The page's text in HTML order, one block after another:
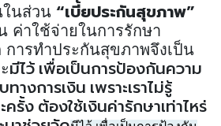
นส่วน “เบี้ยประกันสุขภาพ”
ค่าใช้จ่ายในการรักษา
ารทำประกันสุขภาพจึงเป็น
มีไว้ เพื่อเป็นการป้องกันความ
างการเงิน เพราะเราไม่รู้
รั้ง ต้องใช้เงินค่ารักษาเท่าไหร่